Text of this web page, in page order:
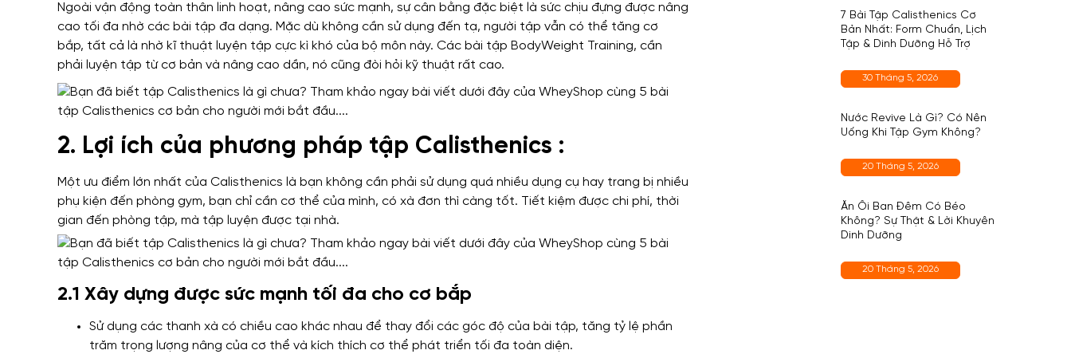
Ngoài vận động toàn thân linh hoạt, nâng cao sức mạnh, sự cân bằng đặc biệt là sức chịu đựng được nâng
cao tối đa nhờ các bài tập đa dạng. Mặc dù không cần sử dụng đến tạ, người tập vẫn có thể tăng cơ
bắp, tất cả là nhờ kĩ thuật luyện tập cực kì khó của bộ môn này. Các bài tập BodyWeight Training, cần
phải luyện tập từ cơ bản và nâng cao dần, nó cũng đòi hỏi kỹ thuật rất cao.
2. Lợi ích của phương pháp tập Calisthenics :
Một ưu điểm lớn nhất của Calisthenics là bạn không cần phải sử dụng quá nhiều dụng cụ hay trang bị nhiều
phụ kiện đến phòng gym, bạn chỉ cần cơ thể của mình, có xà đơn thì càng tốt. Tiết kiệm được chi phí, thời
gian đến phòng tập, mà tập luyện được tại nhà.
2.1 Xây dựng được sức mạnh tối đa cho cơ bắp
Sử dụng các thanh xà có chiều cao khác nhau để thay đổi các góc độ của bài tập, tăng tỷ lệ phần
trăm trọng lượng nâng của cơ thể và kích thích cơ thể phát triển tối đa toàn diện.
7 Bài Tập Calisthenics Cơ
Bản Nhất: Form Chuẩn, Lịch
Tập & Dinh Dưỡng Hỗ Trợ
30 Tháng 5, 2026
Nước Revive Là Gì? Có Nên
Uống Khi Tập Gym Không?
20 Tháng 5, 2026
Ăn Ổi Ban Đêm Có Béo
Không? Sự Thật & Lời Khuyên
Dinh Dưỡng
20 Tháng 5, 2026